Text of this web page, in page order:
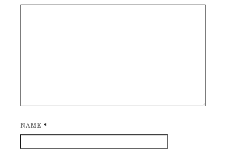
NAME *